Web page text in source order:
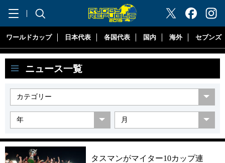
"ラグビーリパブリック"
ワールドカップ 日本代表 各国代表 国内 海外 セブンズ
ニュース一覧
タスマンがマイター10カップ連